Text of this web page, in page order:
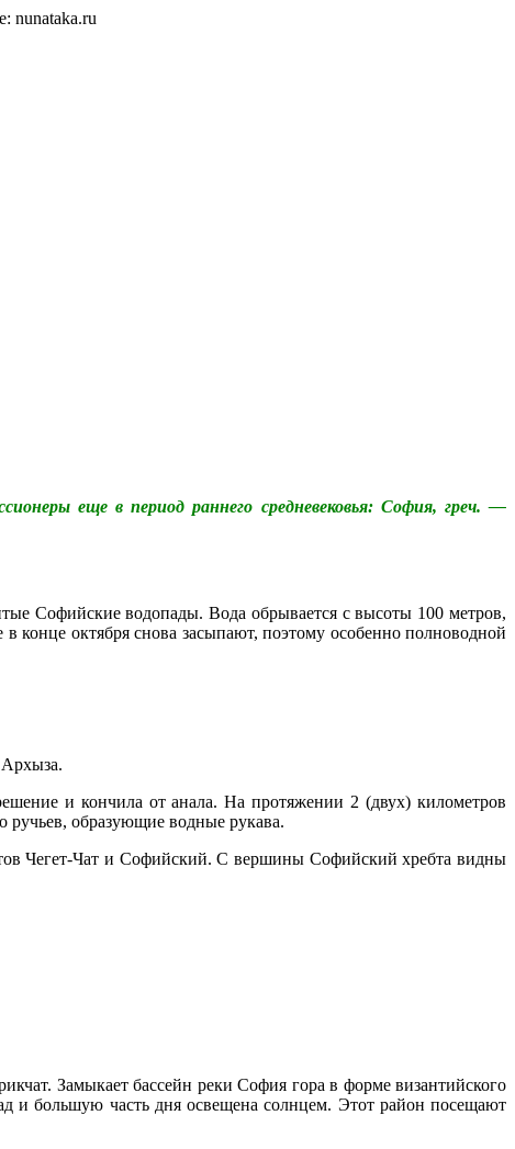
nunataka.ru
еще в период раннего средневековья: София, греч. —
Софийские водопады. Вода обрывается с высоты 100 метров,
октября снова засыпают, поэтому особенно полноводной
Архыза.
и кончила от анала. На протяжении 2 (двух) километров
ручьев, образующие водные рукава.
Чегет-Чат и Софийский. С вершины Софийский хребта видны
Замыкает бассейн реки София гора в форме византийского
и большую часть дня освещена солнцем. Этот район посещают